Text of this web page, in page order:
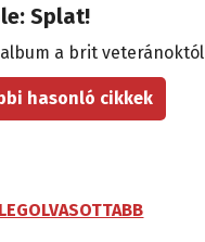
Splat!
album a brit veteránoktól
hasonló cikkek
LEGOLVASOTTABB